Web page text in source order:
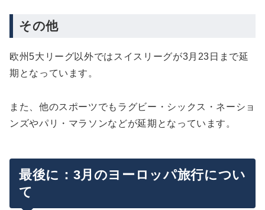
その他
欧州5大リーグ以外ではスイスリーグが3月23日まで延
期となっています。
また、他のスポーツでもラグビー・シックス・ネーショ
ンズやパリ・マラソンなどが延期となっています。
最後に：3月のヨーロッパ旅行につい
て